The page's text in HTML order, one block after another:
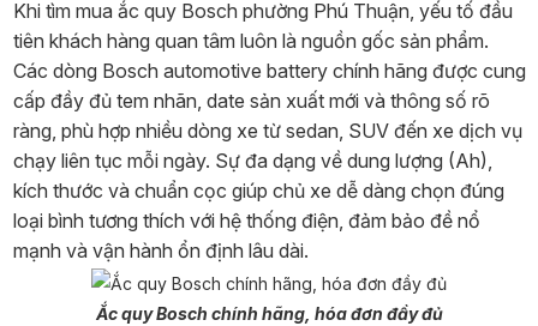
Khi tìm mua ắc quy Bosch phường Phú Thuận, yếu tố đầu
tiên khách hàng quan tâm luôn là nguồn gốc sản phẩm.
Các dòng Bosch automotive battery chính hãng được cung
cấp đầy đủ tem nhãn, date sản xuất mới và thông số rõ
ràng, phù hợp nhiều dòng xe từ sedan, SUV đến xe dịch vụ
chạy liên tục mỗi ngày. Sự đa dạng về dung lượng (Ah),
kích thước và chuẩn cọc giúp chủ xe dễ dàng chọn đúng
loại bình tương thích với hệ thống điện, đảm bảo đề nổ
mạnh và vận hành ổn định lâu dài.
Ắc quy Bosch chính hãng, hóa đơn đầy đủ